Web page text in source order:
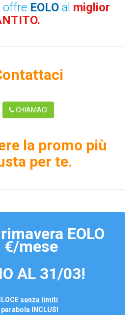
offre EOLO al miglior
CHIAMACI
la promo più
per te.
EOLO
mese
AL 31/03!
senza limiti
INCLUSI